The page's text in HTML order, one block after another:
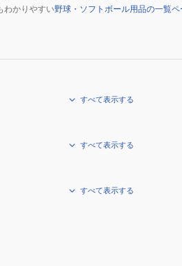
わかりやすい野球・ソフトボール用品の一覧ペ
すべて表示する
すべて表示する
すべて表示する